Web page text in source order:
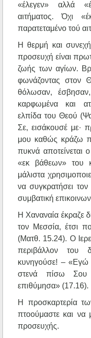
«έλεγεν» αλλά
αιτήματος. Όχι
παρατεταμένο τού
Η θερμή και
προσευχή είναι
ζωής των αγίων.
φωνάζοντας στον
θόλωσαν,
καρφωμένα και
ελπίδα του Θεού
Σε, εισάκουσέ με·
μου καθώς κράζω
πυκνά
«εκ βάθεων» του
μάλιστα
να συγκρατήσει
συμβατική
Η Χαναναία έκραζε
τον Μεσσία, έτσι
(Ματθ. 15.24). Ο
περιβάλλον
κυνηγούσε! – «Εγώ
στενά πίσω
επιθύμησα» (17.16).
Η προσκαρτερία
πτοούμαστε και
προσευχής.